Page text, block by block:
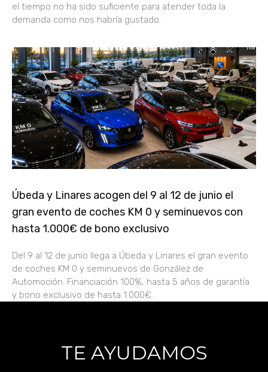
el tiempo no ha sido suficiente para atender toda la
demanda como nos habría gustado.
Úbeda y Linares acogen del 9 al 12 de junio el
gran evento de coches KM 0 y seminuevos con
hasta 1.000€ de bono exclusivo
Del 9 al 12 de junio llega a Úbeda y Linares el gran evento
de coches KM 0 y seminuevos de González de
Automoción. Financiación 100%, hasta 5 años de garantía
y bono exclusivo de hasta 1.000€.
TE AYUDAMOS